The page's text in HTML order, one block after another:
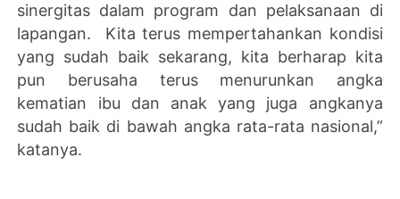
sinergitas dalam program dan pelaksanaan di
lapangan. Kita terus mempertahankan kondisi
yang sudah baik sekarang, kita berharap kita
pun berusaha terus menurunkan angka
kematian ibu dan anak yang juga angkanya
sudah baik di bawah angka rata-rata nasional,”
katanya.